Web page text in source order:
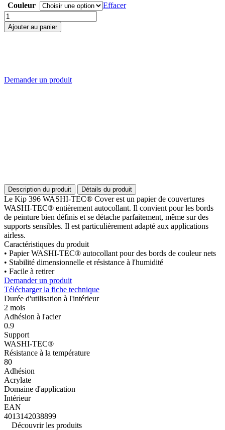
Couleur
Effacer
quantité
de
396
Ajouter au panier
Demander un produit
Description du produit Détails du produit
Le Kip 396 WASHI-TEC® Cover est un papier de couvertures
WASHI-TEC® entièrement autocollant. Il convient pour les bords
de peinture bien définis et se détache parfaitement, même sur des
supports sensibles. Il est particulièrement adapté aux applications
airless.
Caractéristiques du produit
• Papier WASHI-TEC® autocollant pour des bords de couleur nets
• Stabilité dimensionnelle et résistance à l'humidité
• Facile à retirer
Demander un produit
Télécharger la fiche technique
Durée d'utilisation à l'intérieur
2 mois
Adhésion à l'acier
0.9
Support
WASHI-TEC®
Résistance à la température
80
Adhésion
Acrylate
Domaine d'application
Intérieur
EAN
4013142038899
Découvrir les produits